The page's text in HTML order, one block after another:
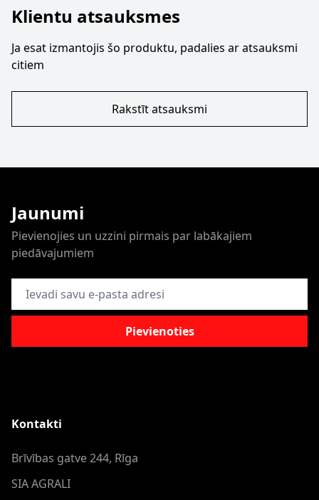
Klientu atsauksmes
Ja esat izmantojis šo produktu, padalies ar atsauksmi
citiem
Rakstīt atsauksmi
Jaunumi
Pievienojies un uzzini pirmais par labākajiem
piedāvajumiem
E-pasta adrese
Pievienoties
Kontakti
Brīvības gatve 244, Rīga
SIA AGRALI